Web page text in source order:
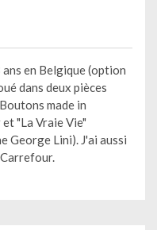
en Belgique (option
dans deux pièces
made in
"La Vraie Vie"
George Lini). J'ai aussi